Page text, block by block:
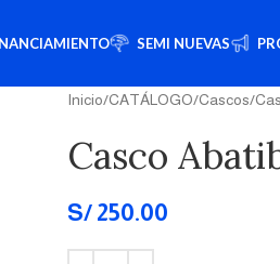
SEMI NUEVAS
Inicio CATÁLOGO Cascos
Casco
S/250.00